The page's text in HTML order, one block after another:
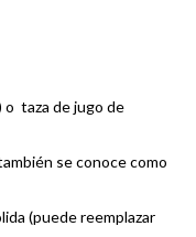
 taza de jugo de
se conoce como
(puede reemplazar